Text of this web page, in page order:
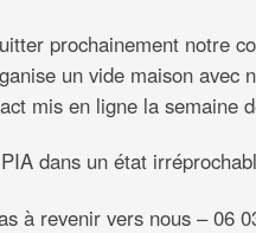
prochainement notre
un vide maison avec
mis en ligne la semaine
dans un état
à revenir vers nous – 06